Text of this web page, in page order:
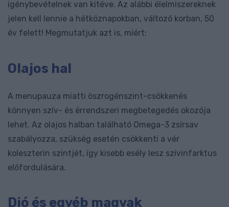
igénybevételnek van kitéve. Az alábbi élelmiszereknek
jelen kell lennie a hétköznapokban, változó korban, 50
év felett! Megmutatjuk azt is, miért:
Olajos hal
A menupauza miatti öszrogénszint-csökkenés
könnyen szív- és érrendszeri megbetegedés okozója
lehet. Az olajos halban található Omega-3 zsírsav
szabályozza, szükség esetén csökkenti a vér
koleszterin szintjét, így kisebb esély lesz szívinfarktus
előfordulására.
Dió és egyéb magvak